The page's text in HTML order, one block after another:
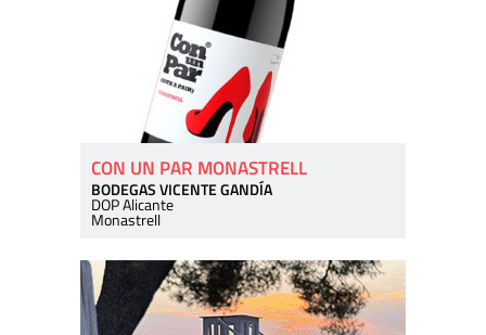
CON UN PAR MONASTRELL
BODEGAS VICENTE GANDÍA
DOP Alicante
Monastrell